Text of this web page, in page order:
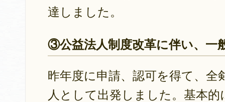
達しました。
③公益法人制度改革に伴い、一
昨年度に申請、認可を得て、全
人として出発しました。基本